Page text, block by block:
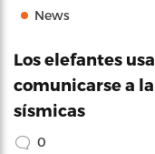
News
Los elefantes
comunicarse a
sísmicas
0